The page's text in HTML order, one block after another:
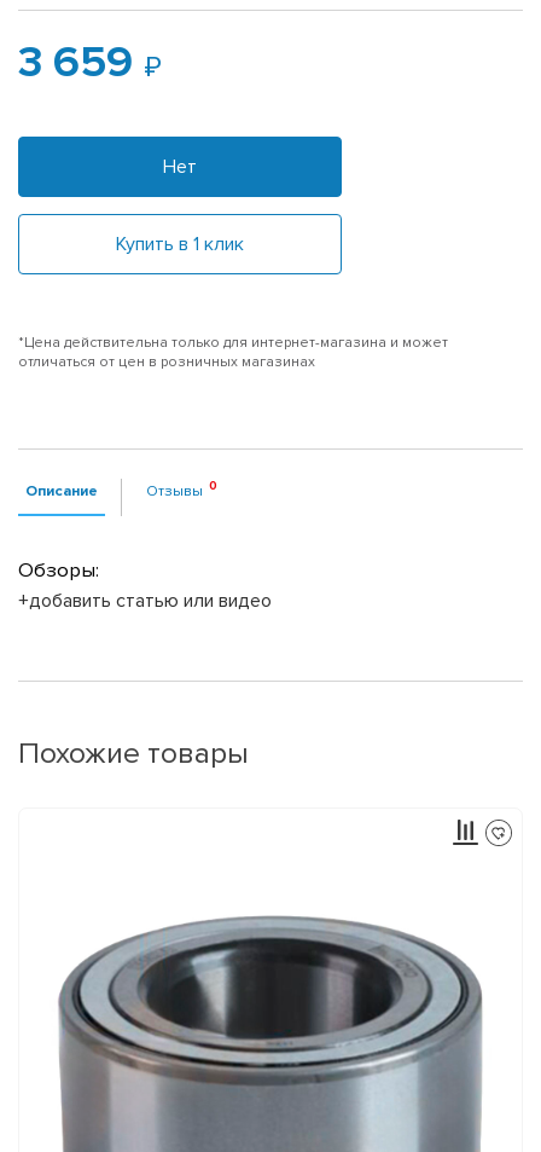
3 659
Нет
Купить в 1 клик
*Цена действительна только для интернет-магазина и может
отличаться от цен в розничных магазинах
Описание Отзывы
Обзоры:
+добавить статью или видео
Похожие товары